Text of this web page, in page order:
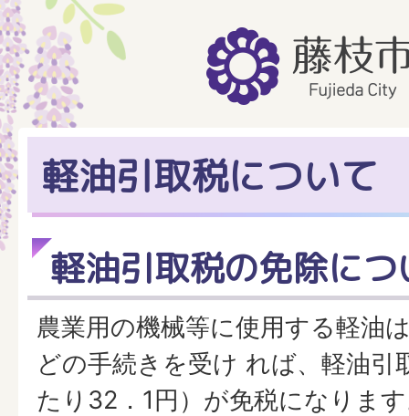
軽油引取税について
軽油引取税の免除につ
農業用の機械等に使用する軽油
どの手続きを受け れば、軽油引
たり32．1円）が免税になりま